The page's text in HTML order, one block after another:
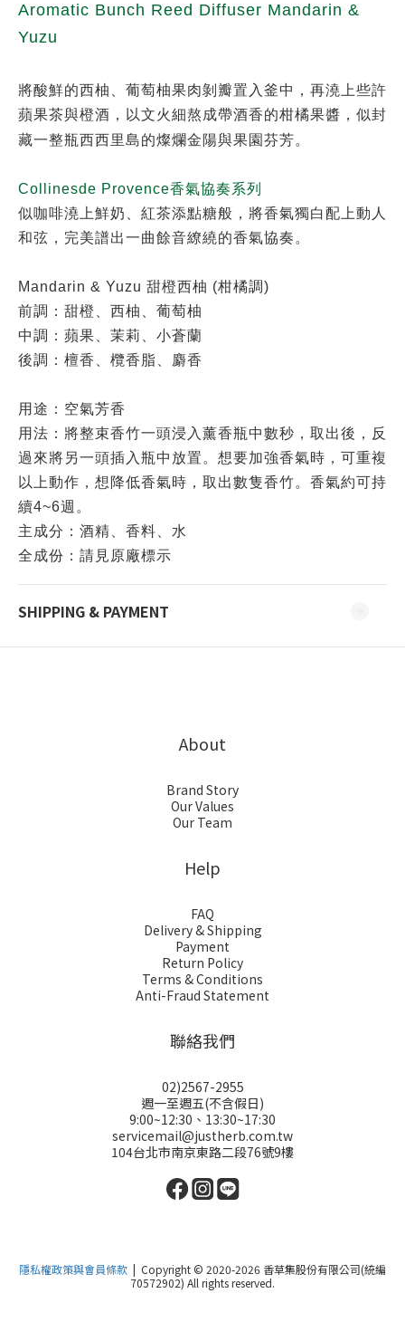
Aromatic Bunch Reed Diffuser Mandarin &
Yuzu
將酸鮮的西柚、葡萄柚果肉剝瓣置入釜中，再澆上些許
蘋果茶與橙酒，以文火細熬成帶酒香的柑橘果醬，似封
藏一整瓶西西里島的燦爛金陽與果園芬芳。
Collinesde Provence香氣協奏系列
似咖啡澆上鮮奶、紅茶添點糖般，將香氣獨白配上動人
和弦，完美譜出一曲餘音繚繞的香氣協奏。
Mandarin & Yuzu 甜橙西柚 (柑橘調)
前調：甜橙、西柚、葡萄柚
中調：蘋果、茉莉、小蒼蘭
後調：檀香、欖香脂、麝香
用途：空氣芳香
用法：將整束香竹一頭浸入薰香瓶中數秒，取出後，反
過來將另一頭插入瓶中放置。想要加強香氣時，可重複
以上動作，想降低香氣時，取出數隻香竹。香氣約可持
續4~6週。
主成分：酒精、香料、水
全成份：請見原廠標示
SHIPPING & PAYMENT
About
Brand Story
Our Values
Our Team
Help
FAQ
Delivery & Shipping
Payment
Return Policy
Terms & Conditions
Anti-Fraud Statement
聯絡我們
02)2567-2955
週一至週五(不含假日)
9:00~12:30、13:30~17:30
servicemail@justherb.com.tw
104台北市南京東路二段76號9樓
隱私權政策與會員條款 | Copyright © 2020-2026 香草集股份有限公司(統編
70572902) All rights reserved.